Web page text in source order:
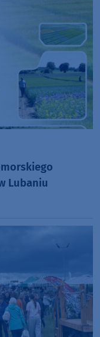
Lubaniu